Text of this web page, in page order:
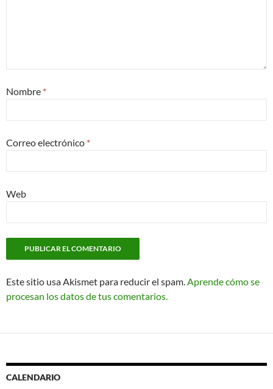
Nombre *
Correo electrónico *
Web
Este sitio usa Akismet para reducir el spam.Aprende cómo se
procesan los datos de tus comentarios.
CALENDARIO